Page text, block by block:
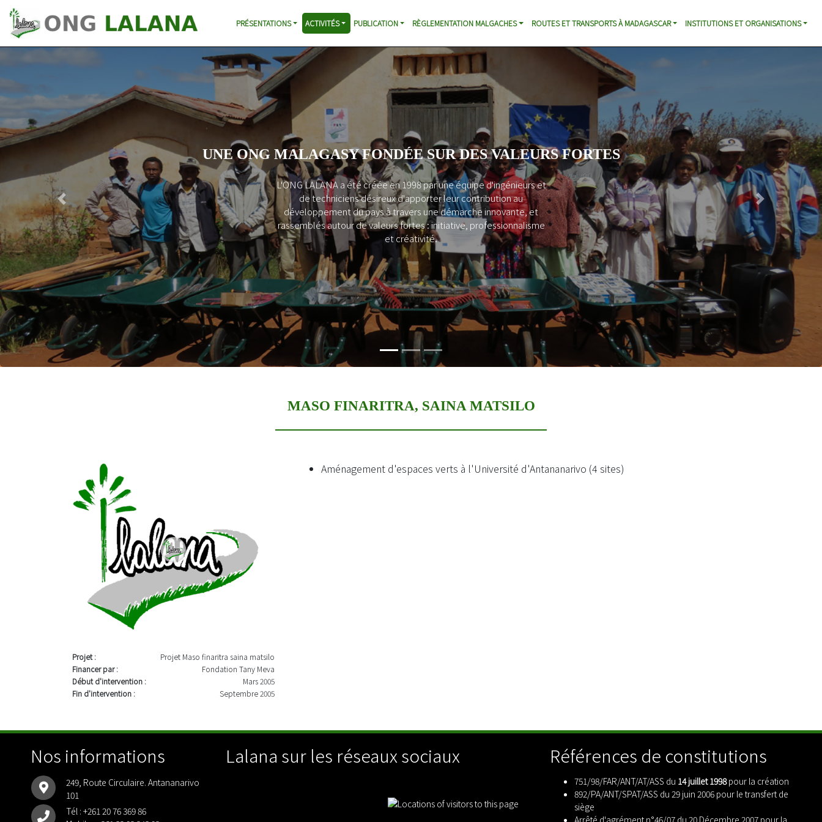
PRÉSENTATIONS ACTIVITÉS PUBLICATION RÈGLEMENTATION MALGACHES ROUTES ET TRANSPORTS À MADAGASCAR INSTITUTIONS ET ORGANISATIONS
UNE ONG MALAGASY FONDÉE SUR DES VALEURS FORTES
L'ONG LALANA a été créée en 1998 par une équipe d'ingénieurs et
de techniciens désireux d'apporter leur contribution au
développement du pays à travers une démarche innovante, et
rassemblés autour de valeurs fortes : initiative, professionnalisme
et créativité.
Previous Next
MASO FINARITRA, SAINA MATSILO
Projet :
Projet Maso finaritra saina matsilo
Financer par :
Fondation Tany Meva
Début d'intervention :
Mars 2005
Fin d'intervention :
Septembre 2005
Aménagement d'espaces verts à l'Université d'Antananarivo (4 sites)
Nos informations
249, Route Circulaire. Antananarivo
101
Tél : +261 20 76 369 86
Lalana sur les réseaux sociaux Références de constitutions
751/98/FAR/ANT/AT/ASS du 14 juillet 1998pour la création
892/PA/ANT/SPAT/ASS du 29 juin 2006 pour le transfert de
siège
Arrêté d'agrément n°46/07 du 20 Décembre 2007 pour la